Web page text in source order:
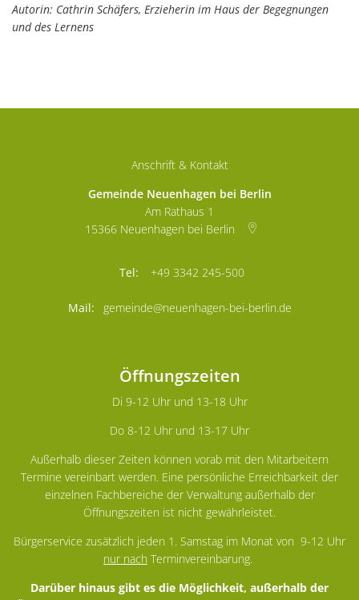
Autorin: Cathrin Schäfers, Erzieherin im Haus der Begegnungen
und des Lernens
Anschrift & Kontakt
Gemeinde Neuenhagen bei Berlin
Am Rathaus 1
15366 Neuenhagen bei Berlin
+49 3342 245-500
gemeinde@neuenhagen-bei-berlin.de
Öffnungszeiten
Di 9-12 Uhr und 13-18 Uhr
Do 8-12 Uhr und 13-17 Uhr
Außerhalb dieser Zeiten können vorab mit den Mitarbeitern
Termine vereinbart werden. Eine persönliche Erreichbarkeit der
einzelnen Fachbereiche der Verwaltung außerhalb der
Öffnungszeiten ist nicht gewährleistet.
Bürgerservice zusätzlich jeden 1. Samstag im Monat von 9-12 Uhr
nur nach Terminvereinbarung.
Darüber hinaus gibt es die Möglichkeit, außerhalb der